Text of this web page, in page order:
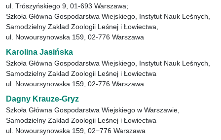
ul. Trószyńskiego 9, 01-693 Warszawa;
Szkoła Główna Gospodarstwa Wiejskiego, Instytut Nauk Leśnych,
Samodzielny Zakład Zoologii Leśnej i Łowiectwa,
ul. Nowoursynowska 159, 02-776 Warszawa
Karolina Jasińska
Szkoła Główna Gospodarstwa Wiejskiego, Instytut Nauk Leśnych,
Samodzielny Zakład Zoologii Leśnej i Łowiectwa
ul. Nowoursynowska 159, 02-776 Warszawa
Dagny Krauze-Gryz
Szkoła Główna Gospodarstwa Wiejskiego w Warszawie,
Samodzielny Zakład Zoologii Leśnej i Łowiectwa
ul. Nowoursynowska 159, 02−776 Warszawa